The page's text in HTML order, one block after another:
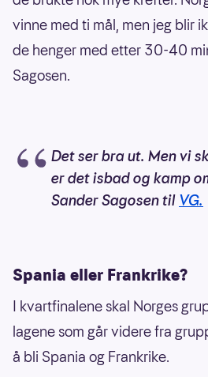
vinne med ti mål, men jeg blir
de henger med etter 30-40
Sagosen.
Det ser bra ut. Men vi
er det isbad og kamp
Sander Sagosen til VG.
Spania eller Frankrike?
I kvartfinalene skal Norges
lagene som går videre fra
å bli Spania og Frankrike.